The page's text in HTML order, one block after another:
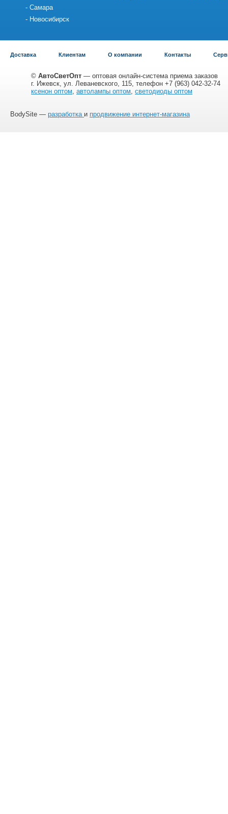
Самара
Новосибирск
Доставка Клиентам О компании Контакты
© АвтоСветОпт — оптовая онлайн-система приема заказов
г. Ижевск, ул. Леваневского, 115, телефон +7 (963) 042-32-74
ксенон оптом, автолампы оптом, светодиоды оптом
BodySite — разработка и продвижение интернет-магазина